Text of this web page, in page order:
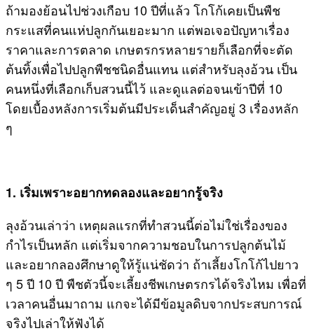
ถ้ามองย้อนไปช่วงเกือบ 10 ปีที่แล้ว โกโก้เคยเป็นพืช
กระแสที่คนแห่ปลูกกันเยอะมาก แต่พอเจอปัญหาเรื่อง
ราคาและการตลาด เกษตรกรหลายรายก็เลือกที่จะตัด
ต้นทิ้งเพื่อไปปลูกพืชชนิดอื่นแทน แต่สำหรับลุงอ้วน เป็น
คนหนึ่งที่เลือกเก็บสวนนี้ไว้ และดูแลต่อจนเข้าปีที่ 10
โดยเบื้องหลังการเริ่มต้นมีประเด็นสำคัญอยู่ 3 เรื่องหลัก
ๆ
1. เริ่มเพราะอยากทดลองและอยากรู้จริง
ลุงอ้วนเล่าว่า เหตุผลแรกที่ทำสวนนี้ต่อไม่ใช่เรื่องของ
กำไรเป็นหลัก แต่เริ่มจากความชอบในการปลูกต้นไม้
และอยากลองศึกษาดูให้รู้แน่ชัดว่า ถ้าเลี้ยงโกโก้ไปยาว
ๆ 5 ปี 10 ปี พืชตัวนี้จะเลี้ยงชีพเกษตรกรได้จริงไหม เพื่อที่
เวลาคนอื่นมาถาม แกจะได้มีข้อมูลดิบจากประสบการณ์
จริงไปเล่าให้ฟังได้